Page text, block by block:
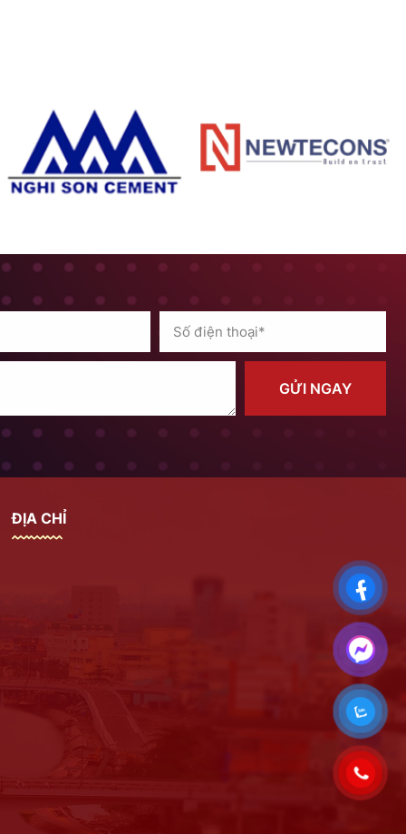
GỬI NGAY
ĐỊA CHỈ